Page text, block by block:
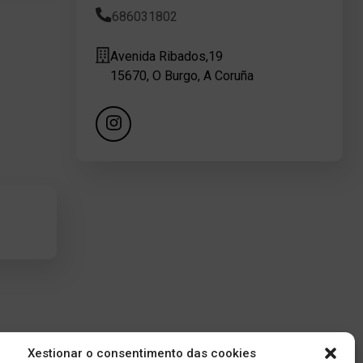
Xestionar o consentimento das cookies
686031802
Avenida Ribados,19
15670, O Burgo, A Coruña